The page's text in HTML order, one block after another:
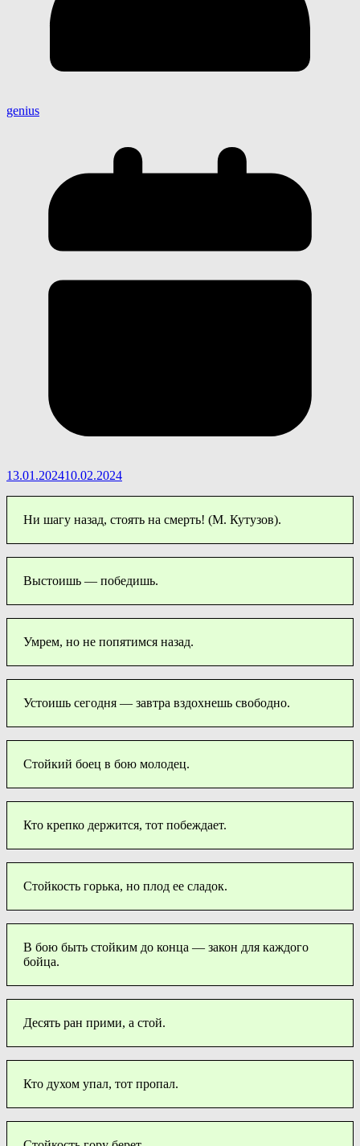
genius
13.01.202410.02.2024
Ни шагу назад, стоять на смерть! (М. Кутузов).
Выстоишь — победишь.
Умрем, но не попятимся назад.
Устоишь сегодня — завтра вздохнешь свободно.
Стойкий боец в бою молодец.
Кто крепко держится, тот побеждает.
Стойкость горька, но плод ее сладок.
В бою быть стойким до конца — закон для каждого
бойца.
Десять ран прими, а стой.
Кто духом упал, тот пропал.